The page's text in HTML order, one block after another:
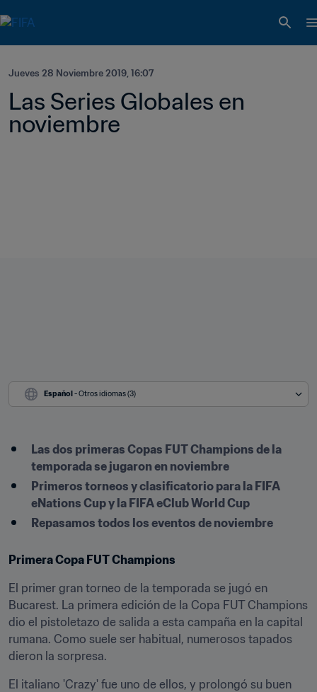
Jueves 28 Noviembre 2019, 16:07
Las Series Globales en
noviembre
Español - Otros idiomas (3)
Las dos primeras Copas FUT Champions de la
temporada se jugaron en noviembre
Primeros torneos y clasificatorio para la FIFA
eNations Cup y la FIFA eClub World Cup
Repasamos todos los eventos de noviembre
Primera Copa FUT Champions
El primer gran torneo de la temporada se jugó en
Bucarest. La primera edición de la Copa FUT Champions
dio el pistoletazo de salida a esta campaña en la capital
rumana. Como suele ser habitual, numerosos tapados
dieron la sorpresa.
El italiano 'Crazy' fue uno de ellos, y prolongó su buen